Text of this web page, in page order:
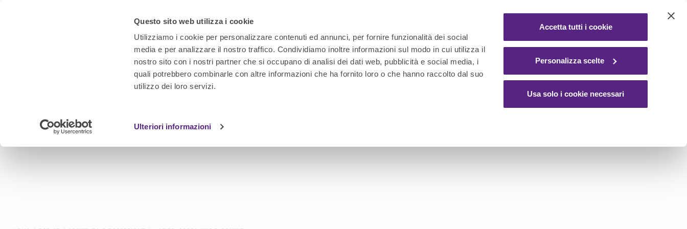
Questo sito web utilizza i cookie
Utilizziamo i cookie per personalizzare contenuti ed annunci, per fornire funzionalità dei social
media e per analizzare il nostro traffico. Condividiamo inoltre informazioni sul modo in cui utilizza il
nostro sito con i nostri partner che si occupano di analisi dei dati web, pubblicità e social media, i
quali potrebbero combinarle con altre informazioni che ha fornito loro o che hanno raccolto dal suo
utilizzo dei loro servizi.
Ulteriori informazioni
Accetta tutti i cookie
Personalizza scelte
Usa solo i cookie necessari
OFFICE INDUSTRIAL FURNITURE TECHNOLOGY